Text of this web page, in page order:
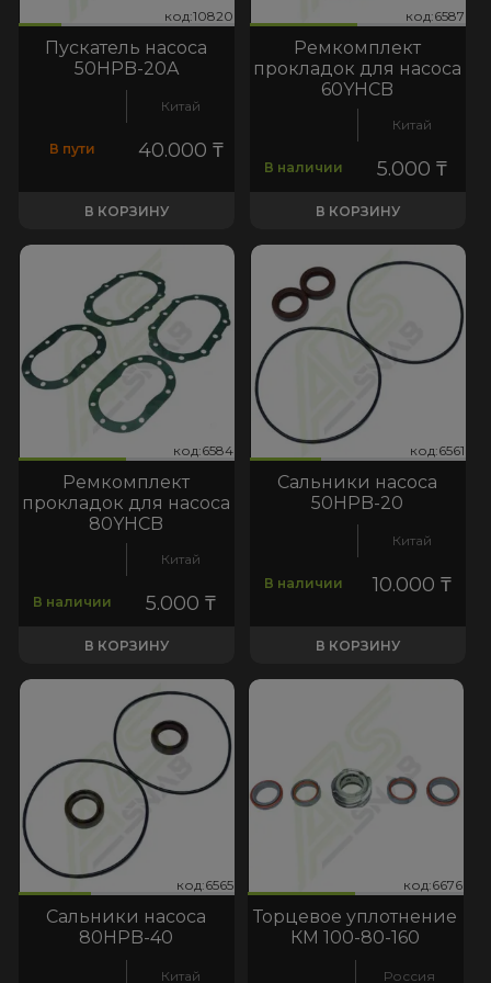
код:10820 код:10820
Пускатель насоса
50HPB-20A
Китай
В пути 40.000 ₸
В КОРЗИНУ
код:6587 код:6587
Ремкомплект
прокладок для насоса
60YHCB
Китай
В наличии 5.000 ₸
В КОРЗИНУ
код:6584 код:6584
Ремкомплект
прокладок для насоса
80YHCB
Китай
В наличии 5.000 ₸
В КОРЗИНУ
код:6561 код:6561
Сальники насоса
50HPB-20
Китай
В наличии 10.000 ₸
В КОРЗИНУ
код:6565 код:6565
Сальники насоса
80HPB-40
Китай
код:6676 код:6676
Торцевое уплотнение
КМ 100-80-160
Россия